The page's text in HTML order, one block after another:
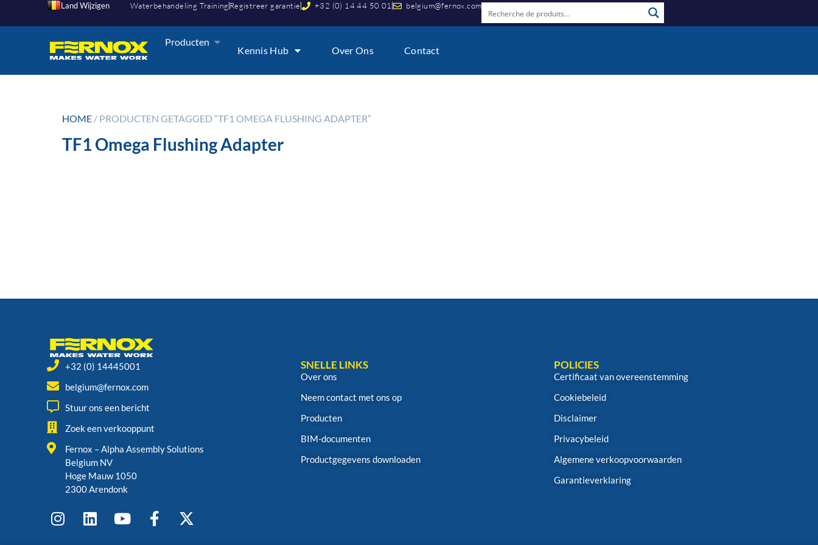
Land Wijzigen Waterbehandeling Training Registreer garantie +32 (0) 14 44 50 01 belgium@fernox.com
Producten
Kennis Hub Over Ons Contact
HOME / PRODUCTEN GETAGGED “TF1 OMEGA FLUSHING ADAPTER”
TF1 Omega Flushing Adapter
+32 (0) 14445001
belgium@fernox.com
Stuur ons een bericht
Zoek een verkooppunt
Fernox – Alpha Assembly Solutions
Belgium NV
Hoge Mauw 1050
2300 Arendonk
SNELLE LINKS
Over ons
Neem contact met ons op
Producten
BIM-documenten
Productgegevens downloaden
POLICIES
Certificaat van overeenstemming
Cookiebeleid
Disclaimer
Privacybeleid
Algemene verkoopvoorwaarden
Garantieverklaring